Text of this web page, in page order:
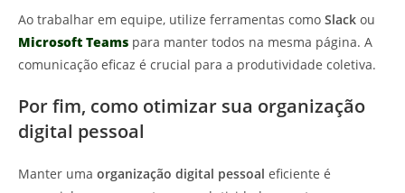
Ao trabalhar em equipe, utilize ferramentas como Slack ou
Microsoft Teams para manter todos na mesma página. A
comunicação eficaz é crucial para a produtividade coletiva.
Por fim, como otimizar sua organização
digital pessoal
Manter uma organização digital pessoal eficiente é